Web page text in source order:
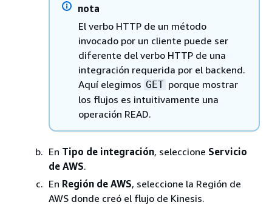
nota
El verbo HTTP de un método
invocado por un cliente puede ser
diferente del verbo HTTP de una
integración requerida por el backend.
Aquí elegimos GET porque mostrar
los flujos es intuitivamente una
operación READ.
En Tipo de integración, seleccione Servicio
de AWS.
En Región de AWS, seleccione la Región de
AWS donde creó el flujo de Kinesis.